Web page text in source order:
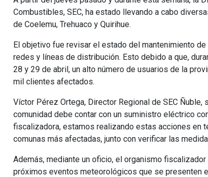
Combustibles, SEC, ha estado llevando a cabo
de Coelemu, Trehuaco y Quirihue.
El objetivo fue revisar el estado del mantenimiento
redes y líneas de distribución. Esto debido a que,
28 y 29 de abril, un alto número de usuarios de la
mil clientes afectados.
Víctor Pérez Ortega, Director Regional de SEC
comunidad debe contar con un suministro eléctrico
fiscalizadora, estamos realizando estas acciones en
comunas más afectadas, junto con verificar las
Además, mediante un oficio, el organismo
próximos eventos meteorológicos que se presenten